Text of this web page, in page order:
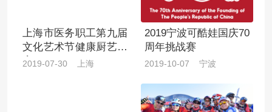
上海市医务职工第九届
文化艺术节健康厨艺大
赛
2019-07-30 上海
2019宁波可酷娃国庆70
周年挑战赛
2019-10-07 宁波